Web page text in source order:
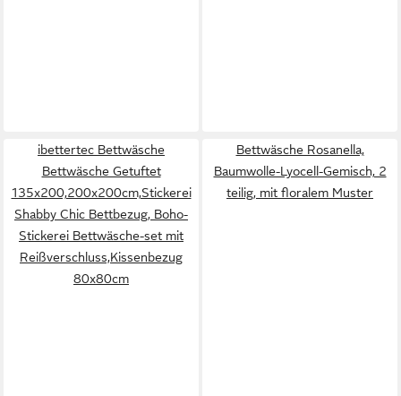
ibettertec Bettwäsche
Bettwäsche Getuftet
135x200,200x200cm,Stickerei
Shabby Chic Bettbezug, Boho-
Stickerei Bettwäsche-set mit
Reißverschluss,Kissenbezug
80x80cm
Bettwäsche Rosanella,
Baumwolle-Lyocell-Gemisch, 2
teilig, mit floralem Muster